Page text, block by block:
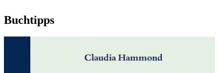
Buchtipps